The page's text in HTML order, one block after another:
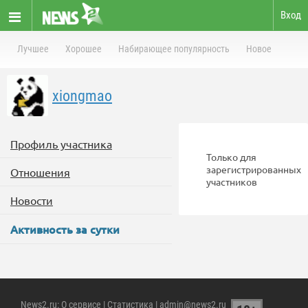
Вход
Лучшее Хорошее Набирающее популярность Новое
xiongmao
Профиль участника
Отношения
Новости
Активность за сутки
Только для
зарегистрированных
участников
News2.ru: О сервисе | Статистика | admin@news2.ru